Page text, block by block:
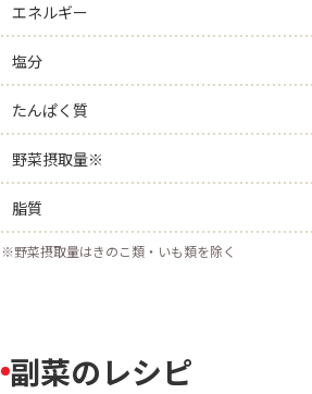
エネルギー
塩分
たんぱく質
野菜摂取量※
脂質
※野菜摂取量はきのこ類・いも類を除く
副菜のレシピ